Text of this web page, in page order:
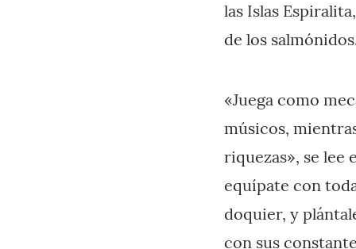
las Islas
de los
«Juega como
músicos,
riquezas», se lee
equípate con
doquier, y
con sus